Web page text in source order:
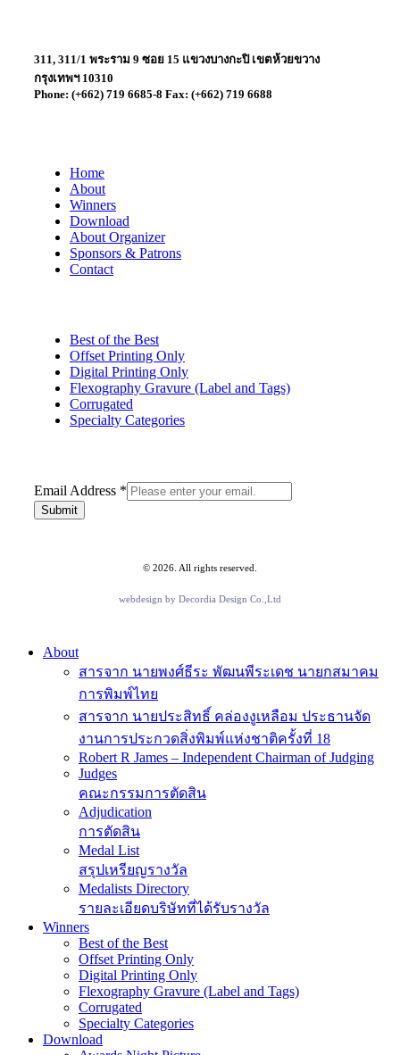
311, 311/1 พระราม 9 ซอย 15 แขวงบางกะปิ เขตห้วยขวาง
กรุงเทพฯ 10310
Phone: (+662) 719 6685-8 Fax: (+662) 719 6688
Home
About
Winners
Download
About Organizer
Sponsors & Patrons
Contact
Best of the Best
Offset Printing Only
Digital Printing Only
Flexography Gravure (Label and Tags)
Corrugated
Specialty Categories
Email
Address
Email Address *
Submit
© 2026 . All rights reserved.
webdesign by Decordia Design Co.,Ltd
Close
About
สารจาก นายพงศ์ธีระ พัฒนพีระเดช นายกสมาคม
การพิมพ์ไทย
สารจาก นายประสิทธิ์ คล่องงูเหลือม ประธานจัด
งานการประกวดสิ่งพิมพ์แห่งชาติครั้งที่ 18
Robert R James – Independent Chairman of Judging
Judges
คณะกรรมการตัดสิน
Adjudication
การตัดสิน
Medal List
สรุปเหรียญรางวัล
Medalists Directory
รายละเอียดบริษัทที่ได้รับรางวัล
Winners
Best of the Best
Offset Printing Only
Digital Printing Only
Flexography Gravure (Label and Tags)
Corrugated
Specialty Categories
Download